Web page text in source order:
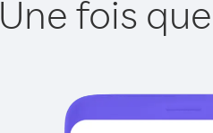
Une fois